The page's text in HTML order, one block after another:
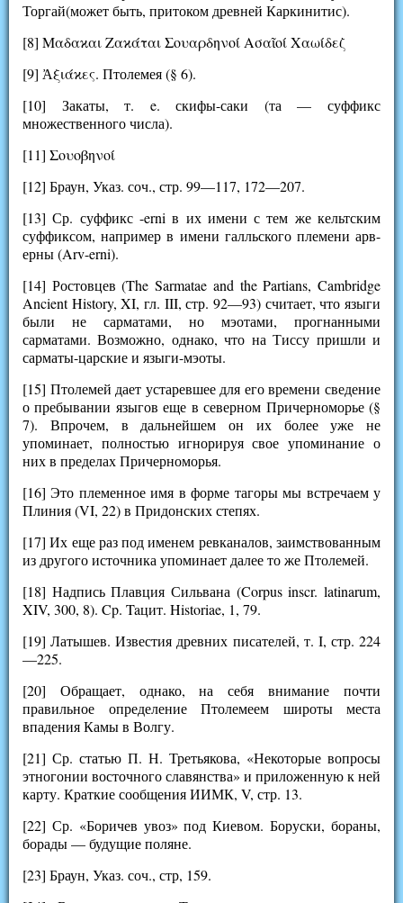
Торгай(может быть, притоком древней Каркинитис).
[8] Μαδαϰαι Ζαϰάται Σουαρδηνοί Ασαῖοί Χαωίδεζ
[9] Ἀξιάϰες. Птолемея (§ 6).
[10] Закаты, т. e. скифы-саки (та — суффикс
множественного числа).
[11] Σουοβηνοί
[12] Браун, Указ. соч., стр. 99—117, 172—207.
[13] Ср. суффикс -erni в их имени с тем же кельтским
суффиксом, например в имени галльского племени арв-
ерны (Arv-erni).
[14] Ростовцев (The Sarmatae and the Partians, Cambridge
Ancient History, XI, гл. III, стр. 92—93) считает, что языги
были не сарматами, но мэотами, прогнанными
сарматами. Возможно, однако, что на Тиссу пришли и
сарматы-царские и языги-мэоты.
[15] Птолемей дает устаревшее для его времени сведение
о пребывании языгов еще в северном Причерноморье (§
7). Впрочем, в дальнейшем он их более уже не
упоминает, полностью игнорируя свое упоминание о
них в пределах Причерноморья.
[16] Это племенное имя в форме тагоры мы встречаем у
Плиния (VI, 22) в Придонских степях.
[17] Их еще раз под именем ревканалов, заимствованным
из другого источника упоминает далее то же Птолемей.
[18] Надпись Плавция Сильвана (Corpus inscr. latinarum,
XIV, 300, 8). Cp. Taцит. Historiae, 1, 79.
[19] Латышев. Известия древних писателей, т. I, стр. 224
—225.
[20] Обращает, однако, на себя внимание почти
правильное определение Птолемеем широты места
впадения Камы в Волгу.
[21] Ср. статью П. Н. Третьякова, «Некоторые вопросы
этногонии восточного славянства» и приложенную к ней
карту. Краткие сообщения ИИМК, V, стр. 13.
[22] Ср. «Боричев увоз» под Киевом. Боруски, бораны,
борады — будущие поляне.
[23] Браун, Указ. соч., стр, 159.